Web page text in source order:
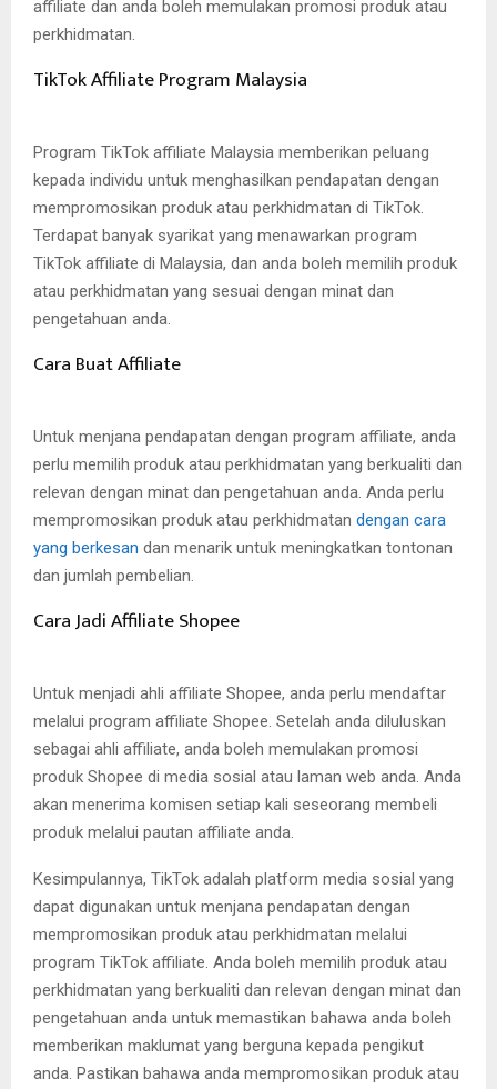
affiliate dan anda boleh memulakan promosi produk atau
perkhidmatan.
TikTok Affiliate Program Malaysia
Program TikTok affiliate Malaysia memberikan peluang
kepada individu untuk menghasilkan pendapatan dengan
mempromosikan produk atau perkhidmatan di TikTok.
Terdapat banyak syarikat yang menawarkan program
TikTok affiliate di Malaysia, dan anda boleh memilih produk
atau perkhidmatan yang sesuai dengan minat dan
pengetahuan anda.
Cara Buat Affiliate
Untuk menjana pendapatan dengan program affiliate, anda
perlu memilih produk atau perkhidmatan yang berkualiti dan
relevan dengan minat dan pengetahuan anda. Anda perlu
mempromosikan produk atau perkhidmatan dengan cara
yang berkesan dan menarik untuk meningkatkan tontonan
dan jumlah pembelian.
Cara Jadi Affiliate Shopee
Untuk menjadi ahli affiliate Shopee, anda perlu mendaftar
melalui program affiliate Shopee. Setelah anda diluluskan
sebagai ahli affiliate, anda boleh memulakan promosi
produk Shopee di media sosial atau laman web anda. Anda
akan menerima komisen setiap kali seseorang membeli
produk melalui pautan affiliate anda.
Kesimpulannya, TikTok adalah platform media sosial yang
dapat digunakan untuk menjana pendapatan dengan
mempromosikan produk atau perkhidmatan melalui
program TikTok affiliate. Anda boleh memilih produk atau
perkhidmatan yang berkualiti dan relevan dengan minat dan
pengetahuan anda untuk memastikan bahawa anda boleh
memberikan maklumat yang berguna kepada pengikut
anda. Pastikan bahawa anda mempromosikan produk atau